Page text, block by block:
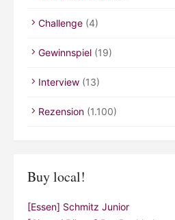
Challenge (4)
Gewinnspiel (19)
Interview (13)
Rezension (1.100)
Buy local!
[Essen] Schmitz Junior